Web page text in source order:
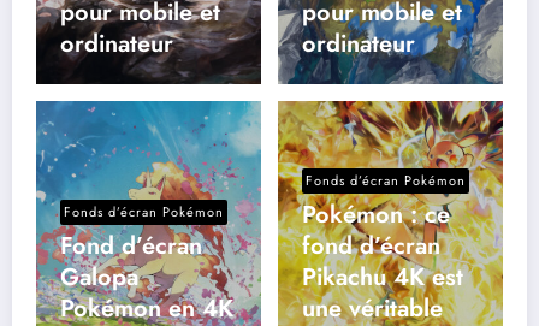
pour mobile et
ordinateur
pour mobile et
ordinateur
Fonds d’écran Pokémon
Fond d’écran
Galopa
Pokémon en 4K
Fonds d’écran Pokémon
Pokémon : ce
fond d’écran
Pikachu 4K est
une véritable